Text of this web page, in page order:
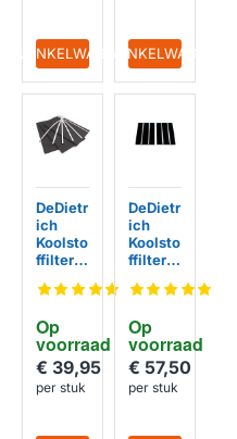
IN WINKELWAGENIN WINKELWAGEN
Op
voorraad
DeDietr
ich
Koolsto
ffilter
2460
€ 39,95
per stuk
Op
voorraad
DeDietr
ich
Koolsto
ffilter
2459
€ 57,50
per stuk